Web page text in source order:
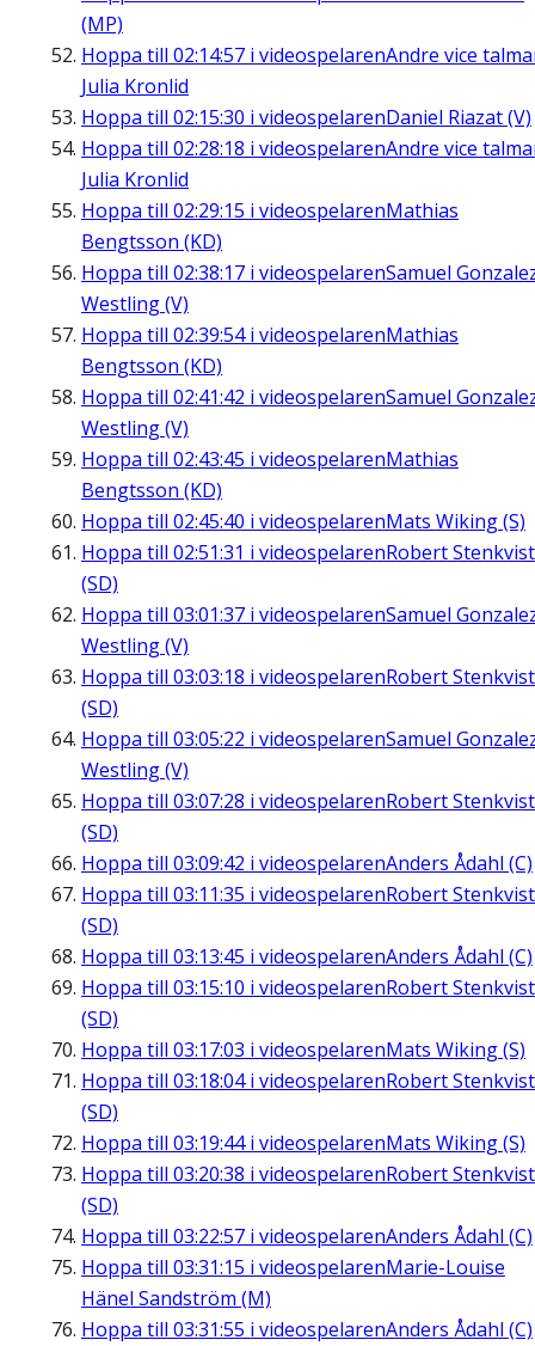
(MP)
Hoppa till 02:14:57 i videospelarenAndre vice
Julia Kronlid
Hoppa till 02:15:30 i videospelarenDaniel Riazat (V)
Hoppa till 02:28:18 i videospelarenAndre vice
Julia Kronlid
Hoppa till 02:29:15 i videospelarenMathias
Bengtsson (KD)
Hoppa till 02:38:17 i videospelarenSamuel
Westling (V)
Hoppa till 02:39:54i videospelarenMathias
Bengtsson (KD)
Hoppa till 02:41:42 i videospelarenSamuel
Westling (V)
Hoppa till 02:43:45 i videospelarenMathias
Bengtsson (KD)
Hoppa till 02:45:40 i videospelarenMats Wiking (S)
Hoppa till 02:51:31 i videospelarenRobert Stenkvist
(SD)
Hoppa till 03:01:37 i videospelarenSamuel
Westling (V)
Hoppa till 03:03:18 i videospelarenRobert Stenkvist
(SD)
Hoppa till 03:05:22 i videospelarenSamuel
Westling (V)
Hoppa till 03:07:28 i videospelarenRobert Stenkvist
(SD)
Hoppa till 03:09:42 i videospelarenAnders Ådahl (C)
Hoppa till 03:11:35 i videospelarenRobert Stenkvist
(SD)
Hoppa till 03:13:45 i videospelarenAnders Ådahl (C)
Hoppa till 03:15:10 i videospelarenRobert Stenkvist
(SD)
Hoppa till 03:17:03 i videospelarenMats Wiking (S)
Hoppa till 03:18:04i videospelarenRobert Stenkvist
(SD)
Hoppa till 03:19:44i videospelarenMats Wiking (S)
Hoppa till 03:20:38 i videospelarenRobert Stenkvist
(SD)
Hoppa till 03:22:57 i videospelarenAnders Ådahl (C)
Hoppa till 03:31:15 i videospelarenMarie-Louise
Hänel Sandström (M)
Hoppa till 03:31:55 i videospelarenAnders Ådahl (C)